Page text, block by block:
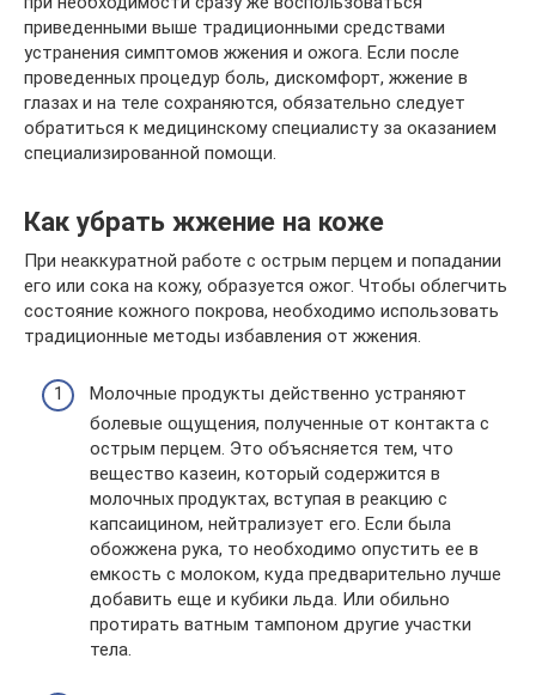
приведенными выше традиционными средствами
устранения симптомов жжения и ожога. Если после
проведенных процедур боль, дискомфорт, жжение в
глазах и на теле сохраняются, обязательно следует
обратиться к медицинскому специалисту за оказанием
специализированной помощи.
Как убрать жжение на коже
При неаккуратной работе с острым перцем и попадании
его или сока на кожу, образуется ожог. Чтобы облегчить
состояние кожного покрова, необходимо использовать
традиционные методы избавления от жжения.
Молочные продукты действенно устраняют
болевые ощущения, полученные от контакта с
острым перцем. Это объясняется тем, что
вещество казеин, который содержится в
молочных продуктах, вступая в реакцию с
капсаицином, нейтрализует его. Если была
обожжена рука, то необходимо опустить ее в
емкость с молоком, куда предварительно лучше
добавить еще и кубики льда. Или обильно
протирать ватным тампоном другие участки
тела.